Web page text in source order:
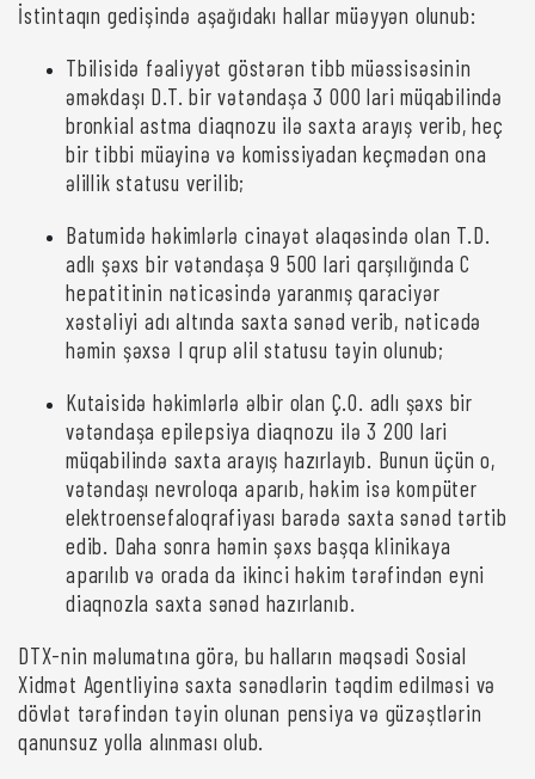
İstintaqın gedişində aşağıdakı hallar müəyyən olunub:
Tbilisidə fəaliyyət göstərən tibb müəssisəsinin
əməkdaşı D.T. bir vətəndaşa 3 000 lari müqabilində
bronkial astma diaqnozu ilə saxta arayış verib, heç
bir tibbi müayinə və komissiyadan keçmədən ona
əlillik statusu verilib;
Batumidə həkimlərlə cinayət əlaqəsində olan T.D.
adlı şəxs bir vətəndaşa 9 500 lari qarşılığında C
hepatitinin nəticəsində yaranmış qaraciyər
xəstəliyi adı altında saxta sənəd verib, nəticədə
həmin şəxsə I qrup əlil statusu təyin olunub;
Kutaisidə həkimlərlə əlbir olan Ç.O. adlı şəxs bir
vətəndaşa epilepsiya diaqnozu ilə 3 200 lari
müqabilində saxta arayış hazırlayıb. Bunun üçün o,
vətəndaşı nevroloqa aparıb, həkim isə kompüter
elektroensefaloqrafiyası barədə saxta sənəd tərtib
edib. Daha sonra həmin şəxs başqa klinikaya
aparılıb və orada da ikinci həkim tərəfindən eyni
diaqnozla saxta sənəd hazırlanıb.
DTX-nin məlumatına görə, bu halların məqsədi Sosial
Xidmət Agentliyinə saxta sənədlərin təqdim edilməsi və
dövlət tərəfindən təyin olunan pensiya və güzəştlərin
qanunsuz yolla alınması olub.